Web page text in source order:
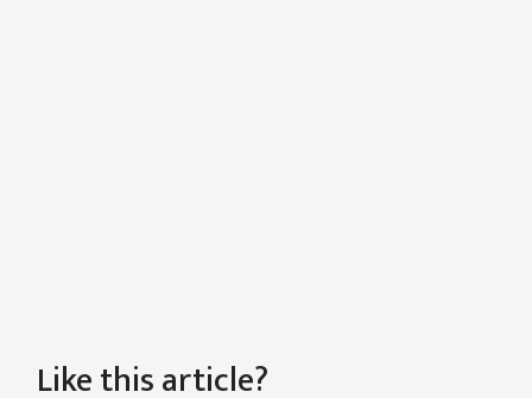
Like this article?